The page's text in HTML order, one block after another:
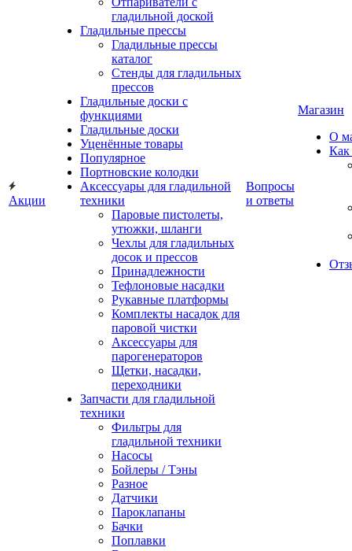
Акции
гладильной доской
Гладильные прессы
Гладильные прессы
каталог
Стенды для гладильных
прессов
Гладильные доски с
функциями
Гладильные доски
Уценённые товары
Популярное
Портновские колодки
Аксессуары для гладильной
техники
Паровые пистолеты,
утюжки, шланги
Чехлы для гладильных
досок и прессов
Принадлежности
Тефлоновые насадки
Рукавные платформы
Комплекты насадок для
паровой чистки
Аксессуары для
парогенераторов
Щетки, насадки,
переходники
Запчасти для гладильной
техники
Фильтры для
гладильной техники
Насосы
Бойлеры / Тэны
Разное
Датчики
Пароклапаны
Бачки
Поплавки
Вопросы
и ответы
Магазин
О
Как